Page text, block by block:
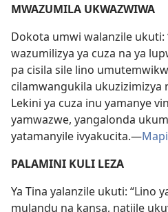
MWAZUMILA UKWAZWIWA
Dokota umwi walanzile ukuti:
wazumilizya ya cuza na ya
pa cisila sile lino
cilamwangukila ukuzizimizya
Lekini ya cuza inu yamanye
yamwazwe, yangalonda
yatamanyile ivyakucita.—
PALAMINI KULI LEZA
Ya Tina yalanzile ukuti: “Lino
mulandu na kansa, natiile